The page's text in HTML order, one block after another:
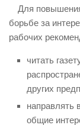
Для
борьбе за
рабочих
читать
других
направлять
общие